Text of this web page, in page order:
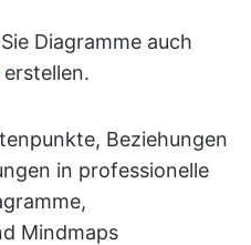
Diagramme auch
erstellen.
Beziehungen
in professionelle
Mindmaps